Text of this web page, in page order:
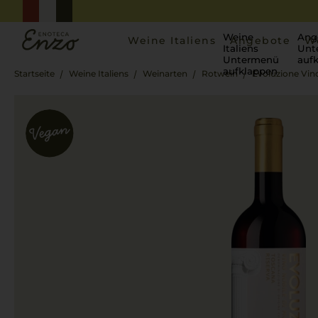
Weine Italiens
Weine
Italiens
Untermenü
aufklappen
Angebote
Startseite Weine Italiens Weinarten Rotwein Evoluzione